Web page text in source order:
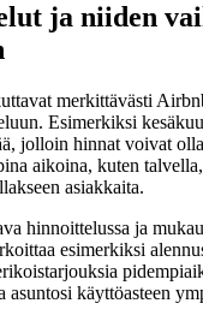
ja niiden
merkittävästi
Esimerkiksi
jolloin hinnat voivat
aikoina, kuten
asiakkaita.
hinnoittelussa ja
esimerkiksi
käyttöasteen